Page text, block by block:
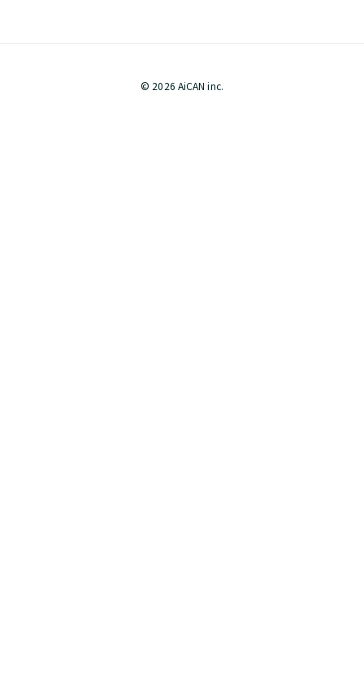
© 2026 AiCAN inc.